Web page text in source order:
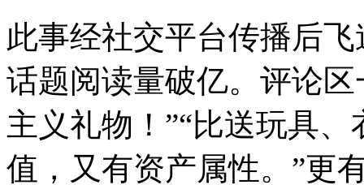
此事经社交平台传播后
话题阅读量破亿。评论
主义礼物！”“比送玩具
值，又有资产属性。”更